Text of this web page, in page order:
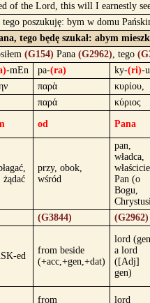
of the Lord, this will I earnestly
poszukuję: bym w domu
tego będę szukał: abym
(G154) Pana (G2962), tego
-mEn pa-(ra) ky-(ri)-
παρὰ
κυρίου,
παρά κύριος
od Pana
żądać
przy, obok,
wśród
pan,
władca,
Pan (o
Bogu,
(G3844) (G2962)
ed
frοm beside
(+acc,+gen,+dat)
lord
a lord
([Adj]
gen)
from lord